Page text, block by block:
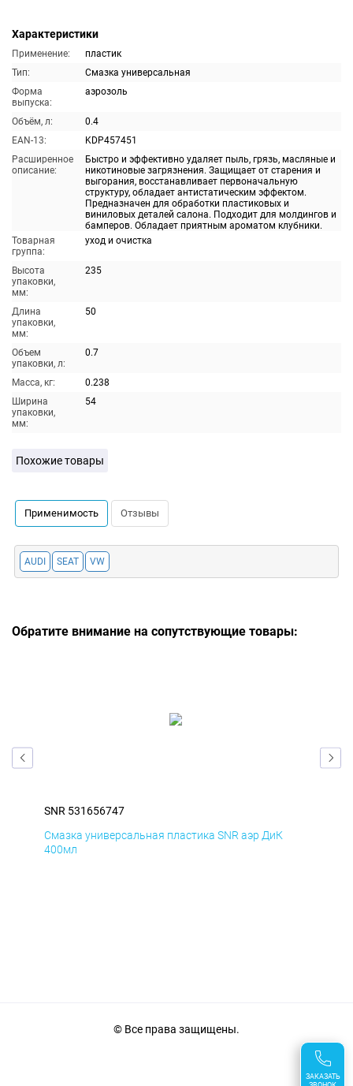
Характеристики
Применение:
пластик
Тип:
Смазка универсальная
Форма
выпуска:
аэрозоль
Объём, л:
0.4
EAN-13:
KDP457451
Расширенное
описание:
Быстро и эффективно удаляет пыль, грязь, масляные и
никотиновые загрязнения. Защищает от старения и
выгорания, восстанавливает первоначальную
структуру, обладает антистатическим эффектом.
Предназначен для обработки пластиковых и
виниловых деталей салона. Подходит для молдингов и
бамперов. Обладает приятным ароматом клубники.
Товарная
группа:
уход и очистка
Высота
упаковки,
мм:
235
Длина
упаковки,
мм:
50
Объем
упаковки, л:
0.7
Масса, кг:
0.238
Ширина
упаковки,
мм:
54
Похожие товары
Применимость Отзывы
AUDI SEAT VW
Обратите внимание на сопутствующие товары:
SNR 531656747
Смазка универсальная пластика SNR аэр ДиК
400мл
ЗАКАЗАТЬ
© Все права защищены.